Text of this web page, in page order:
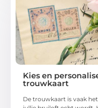
Kies en
trouwkaart
De trouwkaart is vaak